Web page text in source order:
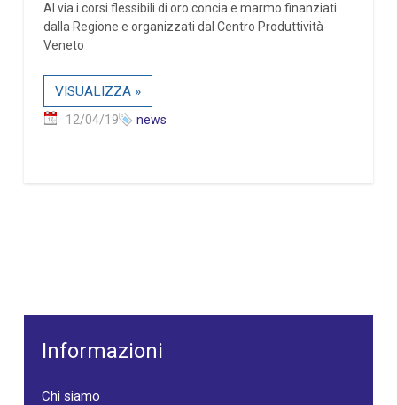
Al via i corsi flessibili di oro concia e marmo finanziati
dalla Regione e organizzati dal Centro Produttività
Veneto
VISUALIZZA »
12/04/19 news
Informazioni
Chi siamo